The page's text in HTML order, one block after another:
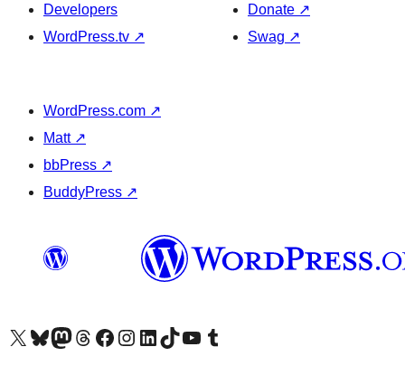
Developers
WordPress.tv ↗
Donate ↗
Swag ↗
WordPress.com ↗
Matt ↗
bbPress ↗
BuddyPress ↗
Visit our X (formerly Twitter) account
Посетите наш Bluesky налог
Visit our Mastodon account
Посетите наш налог на Threads-у Visit our Facebook pageПосетите наш Инстаграм налог
Visit our LinkedIn account
Посетите наш TikTok налог
Visit our YouTube channel
Посетите наш Tumblr налог